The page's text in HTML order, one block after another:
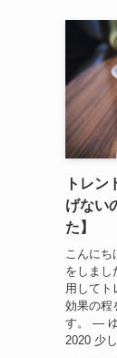
トレ
げない
た】
こんに
をしまし
用して
効果の程
す。 — ゆ
2020 少